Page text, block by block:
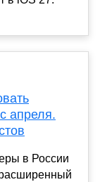
апреля.
в России